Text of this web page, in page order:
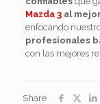
Mazda 3 al
enfocando
profesionales
con las mejores
Share